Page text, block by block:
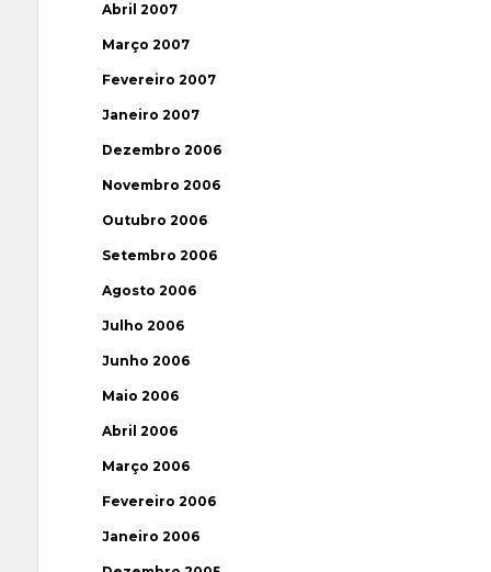
Abril 2007
Março 2007
Fevereiro 2007
Janeiro 2007
Dezembro 2006
Novembro 2006
Outubro 2006
Setembro 2006
Agosto 2006
Julho 2006
Junho 2006
Maio 2006
Abril 2006
Março 2006
Fevereiro 2006
Janeiro 2006